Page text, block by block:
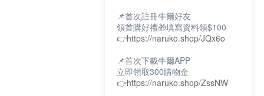
📌首次註冊牛爾好友
領首購好禮🎁填寫資料領$100
👉https://naruko.shop/JQx6o
📌首次下載牛爾APP
立即領取300購物金
👉https://naruko.shop/ZssNW